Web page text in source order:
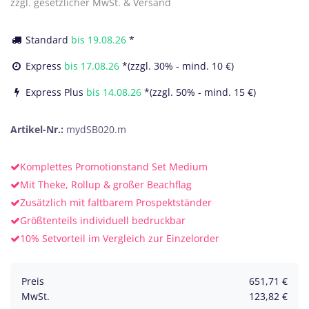
Standard bis 19.08.26 *
Express bis 17.08.26 *(zzgl. 30% - mind. 10 €)
Express Plus bis 14.08.26 *(zzgl. 50% - mind. 15 €)
Artikel-Nr.: mydSB020.m
Komplettes Promotionstand Set Medium
Mit Theke, Rollup & großer Beachflag
Zusätzlich mit faltbarem Prospektständer
Größtenteils individuell bedruckbar
10% Setvorteil im Vergleich zur Einzelorder
Preis 651,71 €
MwSt.
123,82 €